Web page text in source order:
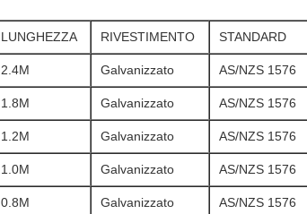
LUNGHEZZA RIVESTIMENTO STANDARD
2.4M Galvanizzato AS/NZS 1576
1.8M Galvanizzato AS/NZS 1576
1.2M Galvanizzato AS/NZS 1576
1.0M Galvanizzato AS/NZS 1576
0.8M Galvanizzato AS/NZS 1576